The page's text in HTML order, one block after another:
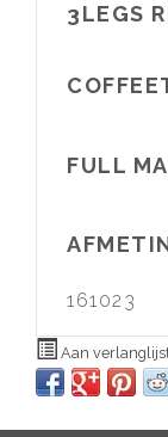
3LEGS
FULL
161023
Aan